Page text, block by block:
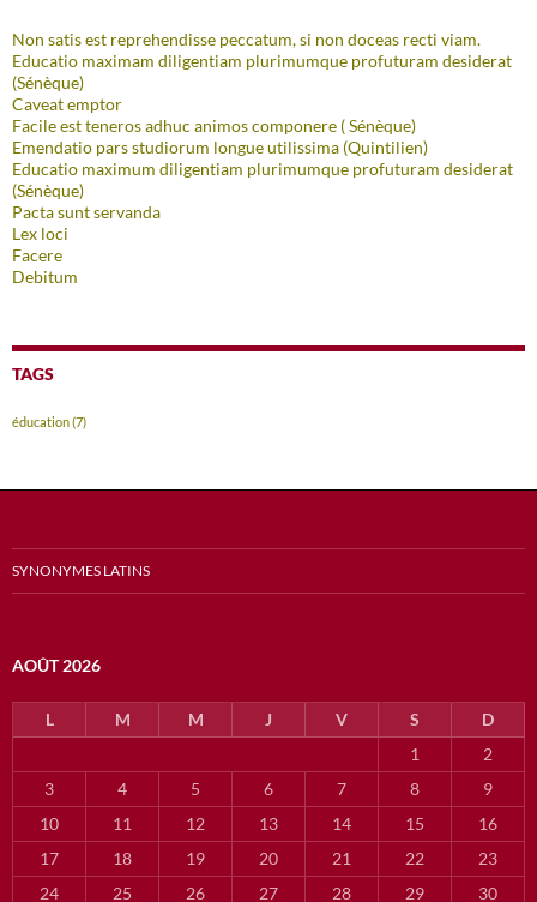
Non satis est reprehendisse peccatum, si non doceas recti viam.
Educatio maximam diligentiam plurimumque profuturam desiderat
(Sénèque)
Caveat emptor
Facile est teneros adhuc animos componere ( Sénèque)
Emendatio pars studiorum longue utilissima (Quintilien)
Educatio maximum diligentiam plurimumque profuturam desiderat
(Sénèque)
Pacta sunt servanda
Lex loci
Facere
Debitum
TAGS
éducation(7)
SYNONYMES LATINS
AOÛT 2026
L M M J V S
D
1
2
3
4 5 6 7 8
9
10
11 12 13 14 15
16
17
18 19 20 21 22
23
24
25 26 27 28 29 30